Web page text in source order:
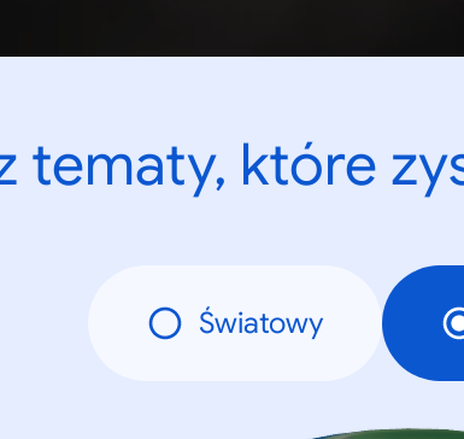
tematy, które
Światowy